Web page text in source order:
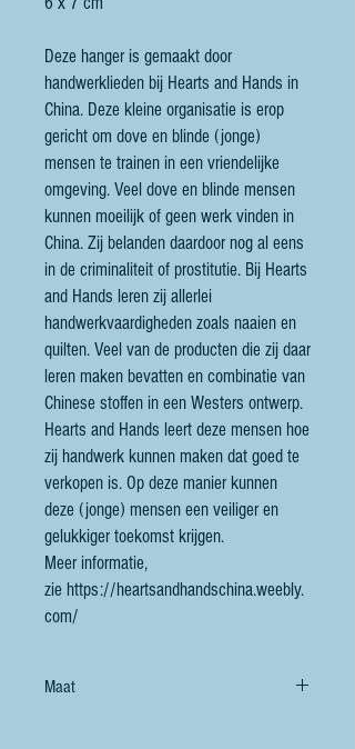
Deze hanger is gemaakt door
handwerklieden bij Hearts and Hands in
China. Deze kleine organisatie is erop
gericht om dove en blinde (jonge)
mensen te trainen in een vriendelijke
omgeving. Veel dove en blinde mensen
kunnen moeilijk of geen werk vinden in
China. Zij belanden daardoor nog al eens
in de criminaliteit of prostitutie. Bij Hearts
and Hands leren zij allerlei
handwerkvaardigheden zoals naaien en
quilten. Veel van de producten die zij daar
leren maken bevatten en combinatie van
Chinese stoffen in een Westers ontwerp.
Hearts and Hands leert deze mensen hoe
zij handwerk kunnen maken dat goed te
verkopen is. Op deze manier kunnen
deze (jonge) mensen een veiliger en
gelukkiger toekomst krijgen.
Meer informatie,
zie https://heartsandhandschina.weebly.
com/
Maat